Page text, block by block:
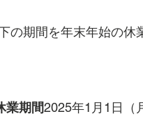
の期間を年末年始の休
業期間2025年1月1日（